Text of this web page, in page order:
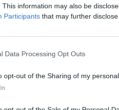
This information may also be
Participants that may further
Data Processing Opt Outs
opt-out of the Sharing of my personal